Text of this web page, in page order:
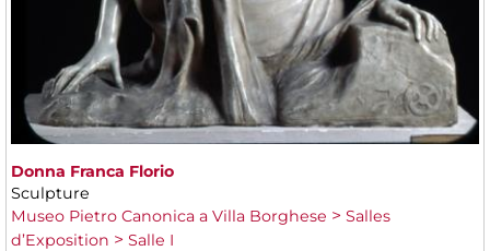
Donna Franca Florio
Sculpture
Museo Pietro Canonica a Villa Borghese
Salles
d’Exposition
Salle I